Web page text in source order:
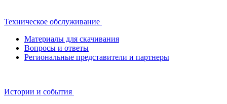
Техническое обслуживание
Материалы для скачивания
Вопросы и ответы
Региональные представители и партнеры
Истории и события